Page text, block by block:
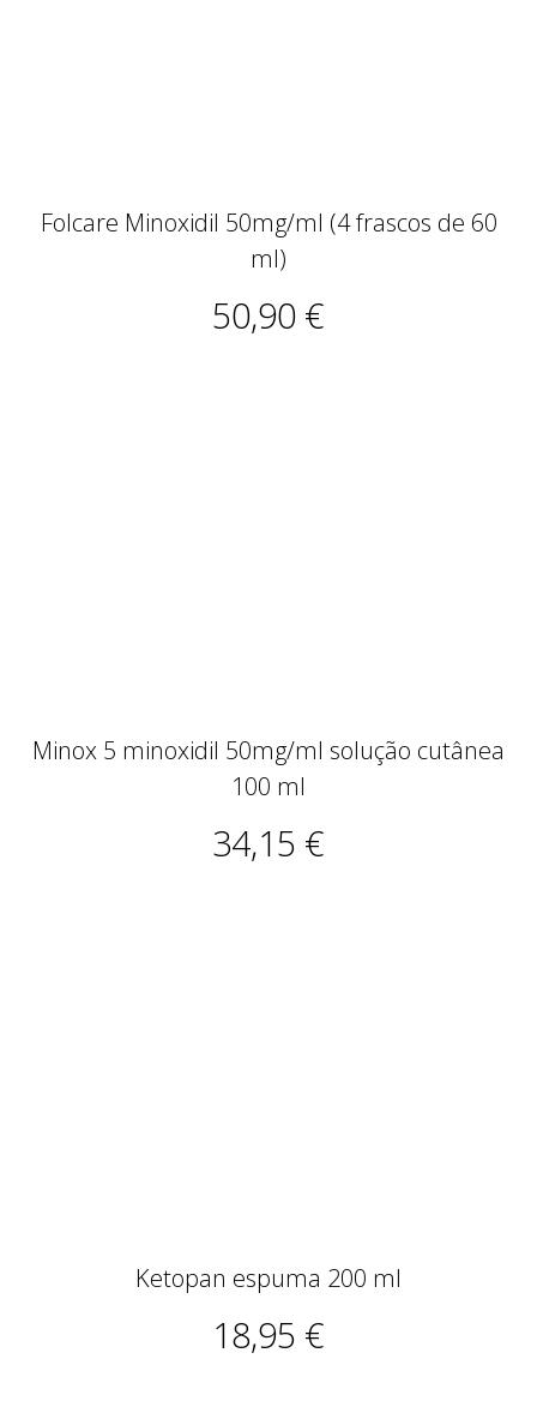
Folcare Minoxidil 50mg/ml (4 frascos de 60
ml)
50,90 €
Minox 5 minoxidil 50mg/ml solução cutânea
100 ml
34,15 €
Ketopan espuma 200 ml
18,95 €